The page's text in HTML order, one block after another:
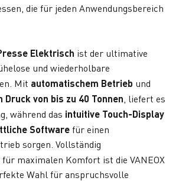
die für jeden Anwendungsbereich
Elektrisch ist der ultimative
und wiederholbare
Mit automatischem Betrieb und
Druck von bis zu 40 Tonnen, liefert es
während das intuitive Touch-Display
Software für einen
für maximalen Komfort ist die VANEOX
Wahl für anspruchsvolle